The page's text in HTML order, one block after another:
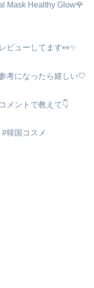
Mask Healthy Glow🌹
ビューしてます👀✨
考になったら嬉しい🤍
メントで教えて👇
韓国コスメ